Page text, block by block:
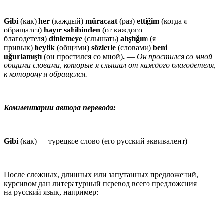
Gibi (как) her (каждый) müracaat (раз) ettiğim (когда я
обращался) hayır sahibinden (от каждого
благодетеля) dinlemeye (слышать) alıştığım (я
привык) beylik (общими) sözlerle (словами) beni
uğurlamıştı (он простился со мной). — Он простился со мной
общими словами, которые я слышал от каждого благодетеля,
к которому я обращался.
Комментарии автора перевода:
Gibi (как) — турецкое слово (его русский эквивалент)
После сложных, длинных или запутанных предложений,
курсивом дан литературный перевод всего предложения
на русский язык, например: